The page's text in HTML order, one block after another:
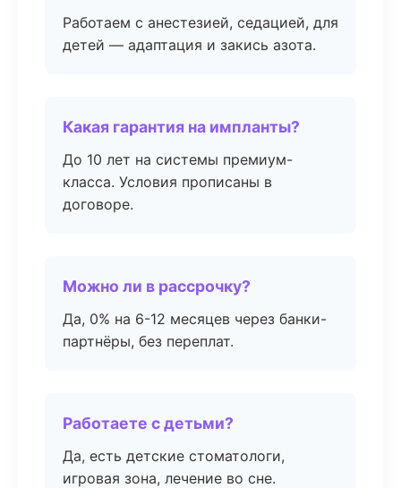
Работаем с анестезией, седацией, для
детей — адаптация и закись азота.
Какая гарантия на импланты?
До 10 лет на системы премиум-
класса. Условия прописаны в
договоре.
Можно ли в рассрочку?
Да, 0% на 6-12 месяцев через банки-
партнёры, без переплат.
Работаете с детьми?
Да, есть детские стоматологи,
игровая зона, лечение во сне.